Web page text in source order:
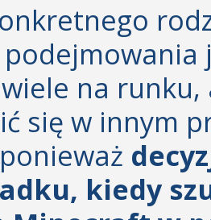
na runku,
się w innym
kiedy